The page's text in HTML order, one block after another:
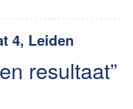
4, Leiden
resultaat